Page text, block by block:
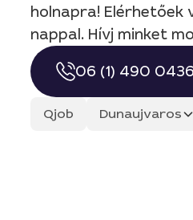
holnapra! Elérhetőek
nappal. Hívj minket
06 (1) 490 0436
Qjob Dunaujvaros